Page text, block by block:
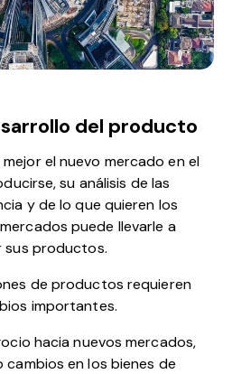
del producto
mejor elnuevo mercado en el
su análisis de las
y de lo que quieren los
puede llevarle a
productos.
de productos requieren
importantes.
hacia nuevos mercados,
en los bienes de